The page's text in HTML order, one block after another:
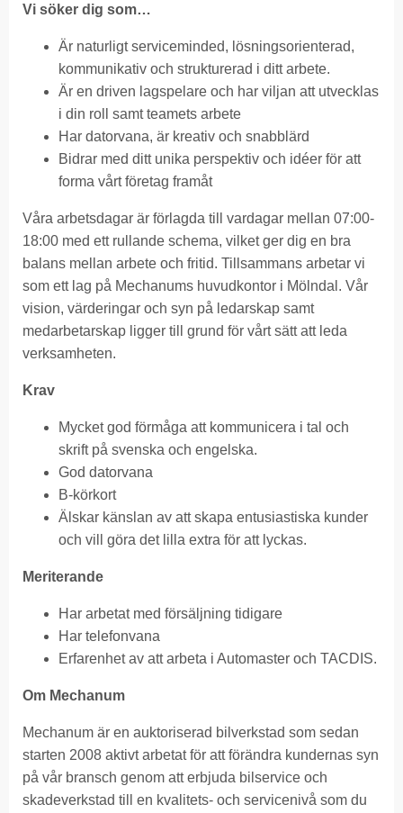
Vi söker dig som…
Är naturligt serviceminded, lösningsorienterad,
kommunikativ och strukturerad i ditt arbete.
Är en driven lagspelare och har viljan att utvecklas
i din roll samt teamets arbete
Har datorvana, är kreativ och snabblärd
Bidrar med ditt unika perspektiv och idéer för att
forma vårt företag framåt
Våra arbetsdagar är förlagda till vardagar mellan 07:00-
18:00 med ett rullande schema, vilket ger dig en bra
balans mellan arbete och fritid. Tillsammans arbetar vi
som ett lag på Mechanums huvudkontor i Mölndal. Vår
vision, värderingar och syn på ledarskap samt
medarbetarskap ligger till grund för vårt sätt att leda
verksamheten.
Krav
Mycket god förmåga att kommunicera i tal och
skrift på svenska och engelska.
God datorvana
B-körkort
Älskar känslan av att skapa entusiastiska kunder
och vill göra det lilla extra för att lyckas.
Meriterande
Har arbetat med försäljning tidigare
Har telefonvana
Erfarenhet av att arbeta i Automaster och TACDIS.
Om Mechanum
Mechanum är en auktoriserad bilverkstad som sedan
starten 2008 aktivt arbetat för att förändra kundernas syn
på vår bransch genom att erbjuda bilservice och
skadeverkstad till en kvalitets- och servicenivå som du